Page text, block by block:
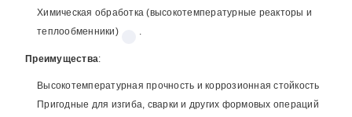
Химическая обработка (высокотемпературные реакторы и
теплообменники)
Преимущества:
Высокотемпературная прочность и коррозионная стойкость
Пригодные для изгиба, сварки и других формовых операций